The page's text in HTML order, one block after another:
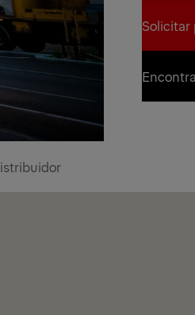
Solicitar
Solicitar